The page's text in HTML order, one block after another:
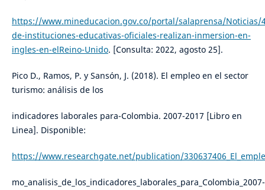
https://www.mineducacion.gov.co/portal/salaprensa/Noticias/
de-instituciones-educativas-oficiales-realizan-inmersion-en-
ingles-en-elReino-Unido. [Consulta: 2022, agosto 25].
Pico D., Ramos, P. y Sansón, J. (2018). El empleo en el sector
turismo: análisis de los
indicadores laborales para-Colombia. 2007-2017 [Libro en
Linea]. Disponible:
https://www.researchgate.net/publication/
mo_analisis_de_los_indicadores_laborales_para_Colombia_2007-